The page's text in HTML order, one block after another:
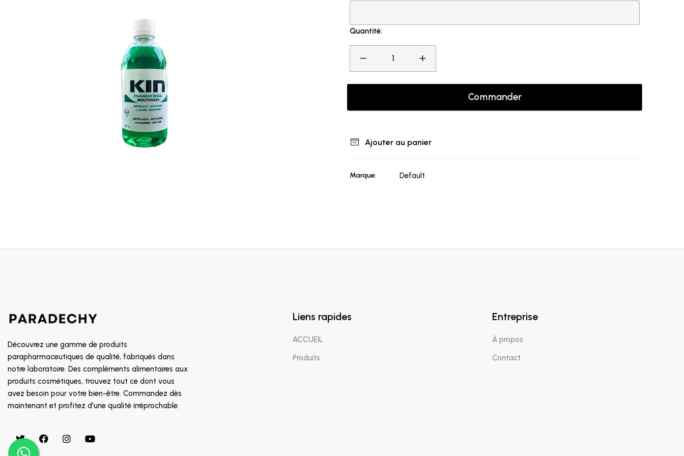
Quantité:
Commander
Ajouter au panier
Marque: Default
Découvrez une gamme de produits
parapharmaceutiques de qualité, fabriqués dans
notre laboratoire. Des compléments alimentaires aux
produits cosmétiques, trouvez tout ce dont vous
avez besoin pour votre bien-être. Commandez dès
maintenant et profitez d'une qualité irréprochable.
Liens rapides
ACCUEIL
Produits
Entreprise
À propos
Contact